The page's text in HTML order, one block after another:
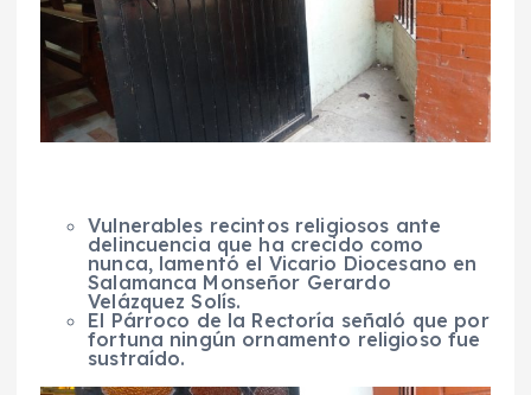
Vulnerables recintos religiosos ante
delincuencia que ha crecido como
nunca, lamentó el Vicario Diocesano en
Salamanca Monseñor Gerardo
Velázquez Solís.
El Párroco de la Rectoría señaló que por
fortuna ningún ornamento religioso fue
sustraído.